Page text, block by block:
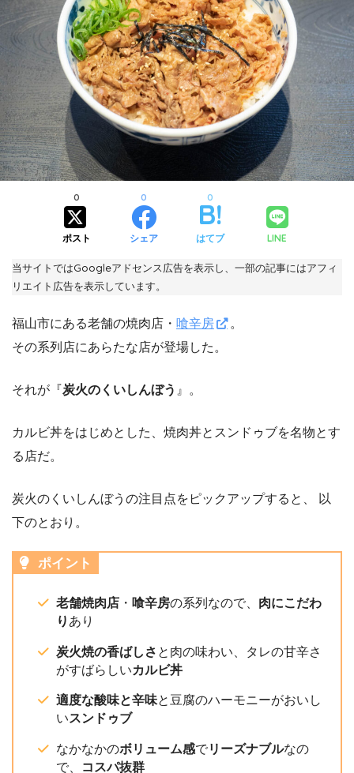
ポスト
0
シェア
0
はてブ
0
LINE
当サイトではGoogleアドセンス広告を表示し、一部の記事にはアフィ
リエイト広告を表示しています。
福山市にある老舗の焼肉店・ 喰辛房
。
その系列店にあらたな店が登場した。
それが『炭火のくいしんぼう 』。
カルビ丼をはじめとした、焼肉丼とスンドゥブを名物とす
る店だ。
炭火のくいしんぼうの注目点をピックアップすると、 以
下のとおり。
ポイント
老舗焼肉店・ 喰辛房の系列なので、 肉にこだわ
り あり
炭火焼の香ばしさ と肉の味わい、タレの甘辛さ
がすばらしいカルビ丼
適度な酸味と辛味と豆腐のハーモニーがおいし
いスンドゥブ
なかなかのボリューム感でリーズナブルなの
で、
コスパ抜群